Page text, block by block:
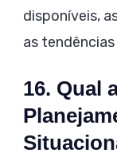
disponíveis,
as
16. Qual